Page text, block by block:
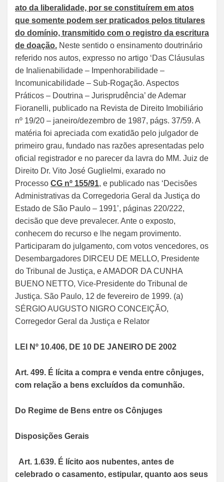
ato da liberalidade, por se constituírem em atos
que somente podem ser praticados pelos titulares
do domínio, transmitido com o registro da escritura
de doação. Neste sentido o ensinamento doutrinário
referido nos autos, expresso no artigo ‘Das Cláusulas
de Inalienabilidade – Impenhorabilidade –
Incomunicabilidade – Sub-Rogação. Aspectos
Práticos – Doutrina – Jurisprudência’ de Ademar
Fioranelli, publicado na Revista de Direito Imobiliário
nº 19/20 – janeiro/dezembro de 1987, págs. 37/59. A
matéria foi apreciada com exatidão pelo julgador de
primeiro grau, fundado nas razões apresentadas pelo
oficial registrador e no parecer da lavra do MM. Juiz de
Direito Dr. Vito José Guglielmi, exarado no
Processo CG nº 155/91, e publicado nas ‘Decisões
Administrativas da Corregedoria Geral da Justiça do
Estado de São Paulo – 1991’, páginas 220/222,
decisão que deve prevalecer. Ante o exposto,
conhecem do recurso e lhe negam provimento.
Participaram do julgamento, com votos vencedores, os
Desembargadores DIRCEU DE MELLO, Presidente
do Tribunal de Justiça, e AMADOR DA CUNHA
BUENO NETTO, Vice-Presidente do Tribunal de
Justiça. São Paulo, 12 de fevereiro de 1999. (a)
SÉRGIO AUGUSTO NIGRO CONCEIÇÃO,
Corregedor Geral da Justiça e Relator
LEI Nº 10.406, DE 10 DE JANEIRO DE 2002
Art. 499. É lícita a compra e venda entre cônjuges,
com relação a bens excluídos da comunhão.
Do Regime de Bens entre os Cônjuges
Disposições Gerais
Art. 1.639. É lícito aos nubentes, antes de
celebrado o casamento, estipular, quanto aos seus